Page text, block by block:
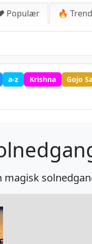
Populær 🔥
a-z Krishna Gojo